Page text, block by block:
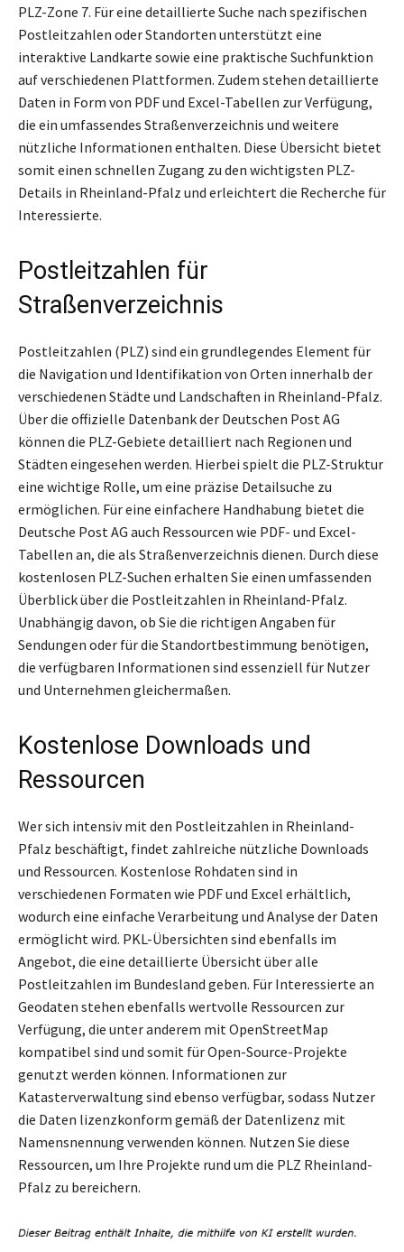
PLZ-Zone 7. Für eine detaillierte Suche nach spezifischen
Postleitzahlen oder Standorten unterstützt eine
interaktive Landkarte sowie eine praktische Suchfunktion
auf verschiedenen Plattformen. Zudem stehen detaillierte
Daten in Form von PDF und Excel-Tabellen zur Verfügung,
die ein umfassendes Straßenverzeichnis und weitere
nützliche Informationen enthalten. Diese Übersicht bietet
somit einen schnellen Zugang zu den wichtigsten PLZ-
Details in Rheinland-Pfalz und erleichtert die Recherche für
Interessierte.
Postleitzahlen für
Straßenverzeichnis
Postleitzahlen (PLZ) sind ein grundlegendes Element für
die Navigation und Identifikation von Orten innerhalb der
verschiedenen Städte und Landschaften in Rheinland-Pfalz.
Über die offizielle Datenbank der Deutschen Post AG
können die PLZ-Gebiete detailliert nach Regionen und
Städten eingesehen werden. Hierbei spielt die PLZ-Struktur
eine wichtige Rolle, um eine präzise Detailsuche zu
ermöglichen. Für eine einfachere Handhabung bietet die
Deutsche Post AG auch Ressourcen wie PDF- und Excel-
Tabellen an, die als Straßenverzeichnis dienen. Durch diese
kostenlosen PLZ-Suchen erhalten Sie einen umfassenden
Überblick über die Postleitzahlen in Rheinland-Pfalz.
Unabhängig davon, ob Sie die richtigen Angaben für
Sendungen oder für die Standortbestimmung benötigen,
die verfügbaren Informationen sind essenziell für Nutzer
und Unternehmen gleichermaßen.
Kostenlose Downloads und
Ressourcen
Wer sich intensiv mit den Postleitzahlen in Rheinland-
Pfalz beschäftigt, findet zahlreiche nützliche Downloads
und Ressourcen. Kostenlose Rohdaten sind in
verschiedenen Formaten wie PDF und Excel erhältlich,
wodurch eine einfache Verarbeitung und Analyse der Daten
ermöglicht wird. PKL-Übersichten sind ebenfalls im
Angebot, die eine detaillierte Übersicht über alle
Postleitzahlen im Bundesland geben. Für Interessierte an
Geodaten stehen ebenfalls wertvolle Ressourcen zur
Verfügung, die unter anderem mit OpenStreetMap
kompatibel sind und somit für Open-Source-Projekte
genutzt werden können. Informationen zur
Katasterverwaltung sind ebenso verfügbar, sodass Nutzer
die Daten lizenzkonform gemäß der Datenlizenz mit
Namensnennung verwenden können. Nutzen Sie diese
Ressourcen, um Ihre Projekte rund um die PLZ Rheinland-
Pfalz zu bereichern.